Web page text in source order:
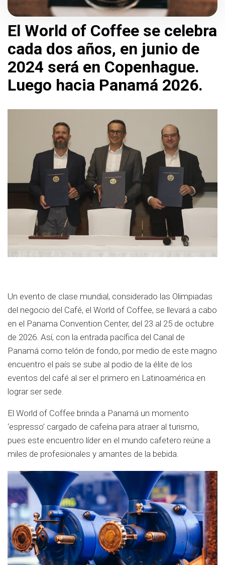
El World of Coffee se celebra
cada dos años, en junio de
2024 será en Copenhague.
Luego hacia Panamá 2026.
Un evento de clase mundial, considerado las Olimpiadas
del negocio del Café, el World of Coffee, se llevará a cabo
en el Panama Convention Center, del 23 al 25 de octubre
de 2026. Así, con la entrada pacífica del Canal de
Panamá como telón de fondo, por medio de este magno
encuentro el país se sube al podio de la élite de los
eventos del café al ser el primero en Latinoamérica en
lograr ser sede.
El World of Coffee brinda a Panamá un momento
‘espresso’ cargado de cafeína para atraer al turismo,
pues este encuentro líder en el mundo cafetero reúne a
miles de profesionales y amantes de la bebida.